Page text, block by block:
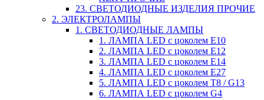
23. СВЕТОДИОДНЫЕ ИЗДЕЛИЯ ПРОЧИЕ
2. ЭЛЕКТРОЛАМПЫ
1. СВЕТОДИОДНЫЕ ЛАМПЫ
1. ЛАМПА LED c цоколем E10
2. ЛАМПА LED c цоколем E12
3. ЛАМПА LED c цоколем E14
4. ЛАМПА LED c цоколем E27
5. ЛАМПА LED c цоколем T8 / G13
6. ЛАМПА LED c цоколем G4